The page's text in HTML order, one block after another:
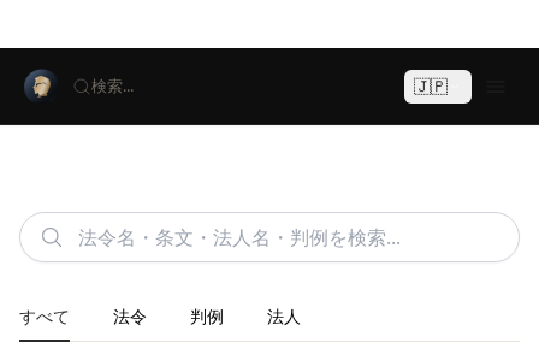
検索... 🇯🇵
すべて 法令 判例 法人